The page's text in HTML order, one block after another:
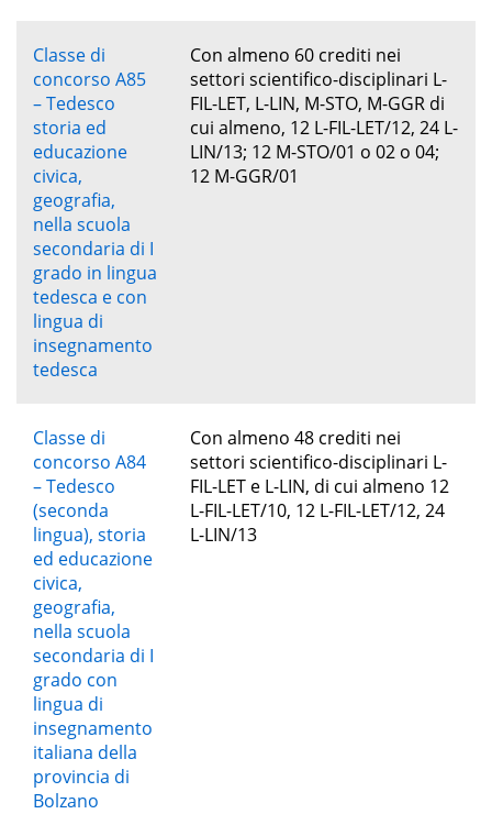
Classe di
concorso A85
– Tedesco
storia ed
educazione
civica,
geografia,
nella scuola
secondaria di I
grado in lingua
tedesca e con
lingua di
insegnamento
tedesca
Con almeno 60 crediti nei
settori scientifico-disciplinari L-
FIL-LET, L-LIN, M-STO, M-GGR di
cui almeno, 12 L-FIL-LET/12, 24 L-
LIN/13; 12 M-STO/01 o 02 o 04;
12 M-GGR/01
Classe di
concorso A84
– Tedesco
(seconda
lingua), storia
ed educazione
civica,
geografia,
nella scuola
secondaria di I
grado con
lingua di
insegnamento
italiana della
provincia di
Bolzano
Con almeno 48 crediti nei
settori scientifico-disciplinari L-
FIL-LET e L-LIN, di cui almeno 12
L-FIL-LET/10, 12 L-FIL-LET/12, 24
L-LIN/13